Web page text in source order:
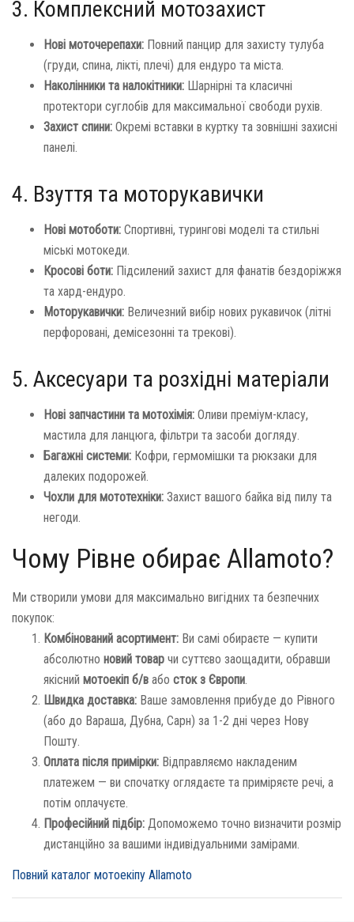
3. Комплексний мотозахист
Нові моточерепахи: Повний панцир для захисту тулуба
(груди, спина, лікті, плечі) для ендуро та міста.
Наколінники та налокітники: Шарнірні та класичні
протектори суглобів для максимальної свободи рухів.
Захист спини: Окремі вставки в куртку та зовнішні захисні
панелі.
4. Взуття та моторукавички
Нові мотоботи: Спортивні, турингові моделі та стильні
міські мотокеди.
Кросові боти: Підсилений захист для фанатів бездоріжжя
та хард-ендуро.
Моторукавички: Величезний вибір нових рукавичок (літні
перфоровані, демісезонні та трекові).
5. Аксесуари та розхідні матеріали
Нові запчастини та мотохімія: Оливи преміум-класу,
мастила для ланцюга, фільтри та засоби догляду.
Багажні системи: Кофри, гермомішки та рюкзаки для
далеких подорожей.
Чохли для мототехніки: Захист вашого байка від пилу та
негоди.
Чому Рівне обирає Allamoto?
Ми створили умови для максимально вигідних та безпечних
покупок:
Комбінований асортимент: Ви самі обираєте — купити
абсолютно новий товар чи суттєво заощадити, обравши
якісний мотоекіп б/в або сток з Європи.
Швидка доставка: Ваше замовлення прибуде до Рівного
(або до Вараша, Дубна, Сарн) за 1-2 дні через Нову
Пошту.
Оплата після примірки: Відправляємо накладеним
платежем — ви спочатку оглядаєте та приміряєте речі, а
потім оплачуєте.
Професійний підбір: Допоможемо точно визначити розмір
дистанційно за вашими індивідуальними замірами.
Повний каталог мотоекіпу Allamoto